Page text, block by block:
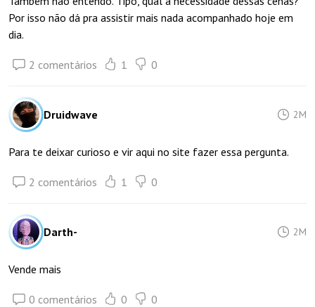
Por isso não dá pra assistir mais nada acompanhado hoje em
dia.
2 comentários 1 0
Druidwave 2M
Para te deixar curioso e vir aqui no site fazer essa pergunta.
2 comentários 1 0
Darth- 2M
Vende mais
0 comentários 0 0